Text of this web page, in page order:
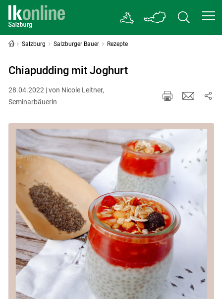
Salzburg Salzburger Bauer Rezepte
Chiapudding mit Joghurt
28.04.2022 | von Nicole Leitner,
Seminarbäuerin